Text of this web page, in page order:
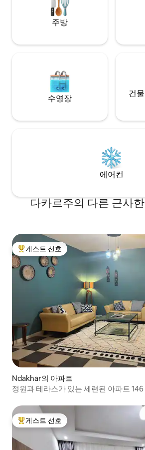
dans Dakar Votre consommation
électrique est à votre charge
주방
수영장
건
에어컨
다카르주의 다른 근사
상위 게스트 선호
게스트 선호
Ndakhar의 아파트
정원과 테라스가 있는 세련된 아파트 146
상위 게스트 선호
게스트 선호